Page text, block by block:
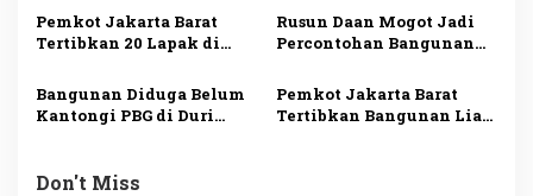
Mulai Pilah Sampah dari
Rumah
Sekolah
Pemkot Jakarta Barat
Tertibkan 20 Lapak di
Kawasan Dikembalikan
Jadi Sarana Olahraga
Rusun Daan Mogot Jadi
Percontohan Bangunan
PEEB Tinjau
Implementasi Sertifikasi
EDGE
Bangunan Diduga Belum
Kantongi PBG di Duri
Pemkot Jakarta Barat
Tertibkan Bangunan Liar
Don't Miss